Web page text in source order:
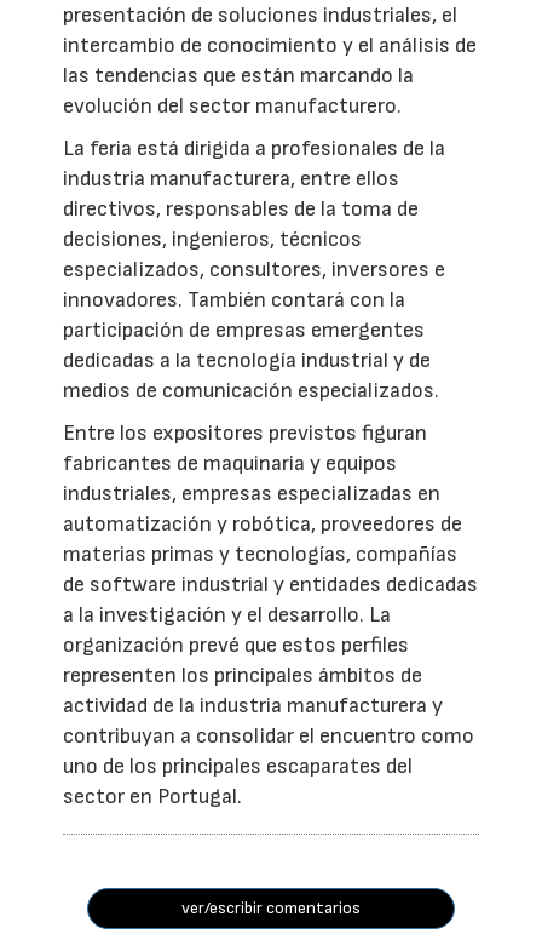
presentación de soluciones industriales, el
intercambio de conocimiento y el análisis de
las tendencias que están marcando la
evolución del sector manufacturero.
La feria está dirigida a profesionales de la
industria manufacturera, entre ellos
directivos, responsables de la toma de
decisiones, ingenieros, técnicos
especializados, consultores, inversores e
innovadores. También contará con la
participación de empresas emergentes
dedicadas a la tecnología industrial y de
medios de comunicación especializados.
Entre los expositores previstos figuran
fabricantes de maquinaria y equipos
industriales, empresas especializadas en
automatización y robótica, proveedores de
materias primas y tecnologías, compañías
de software industrial y entidades dedicadas
a la investigación y el desarrollo. La
organización prevé que estos perfiles
representen los principales ámbitos de
actividad de la industria manufacturera y
contribuyan a consolidar el encuentro como
uno de los principales escaparates del
sector en Portugal.
ver/escribir comentarios